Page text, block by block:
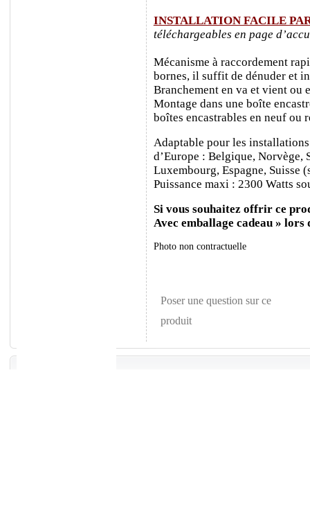
INSTALLATION FACILE
téléchargeables en page
Mécanisme à raccordement
bornes, il suffit de dénuder et
Branchement en va et vient ou
Montage dans une boîte
boîtes encastrables en neuf ou
Adaptable pour les
d’Europe : Belgique, Norvège,
Luxembourg, Espagne, Suisse
Puissance maxi : 2300 Watts
Si vous souhaitez offrir ce
Avec emballage cadeau » lors
Photo non contractuelle
Poser une question sur ce
produit